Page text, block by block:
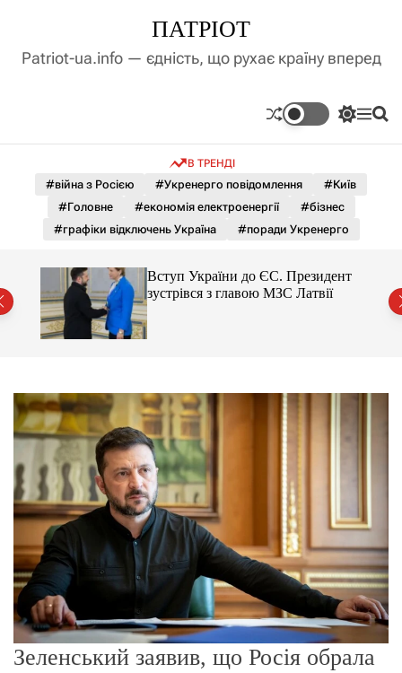
д
у
ПАТРІОТ
Patriot-ua.info — єдність, що рухає країну вперед
П
м
к
а
о
л
ь
г
М П
В ТРЕНДІ
#війна з Росією #Укренерго повідомлення
#Київ
#Головне
#економія електроенергії
#бізнес
#графіки відключень Україна
#поради Укренерго
Вступ України до ЄС. Президент
зустрівся з главою МЗС Латвії
Зеленський заявив, що Росія обрала